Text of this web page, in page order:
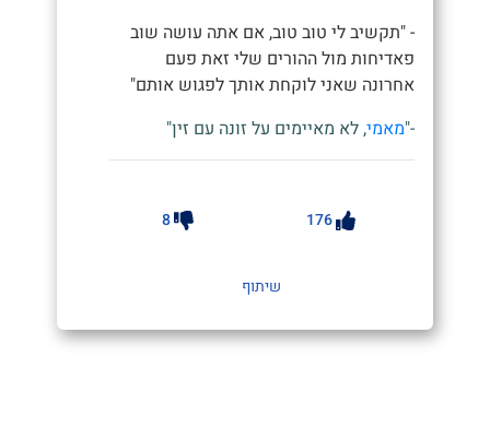
- "תקשיב לי טוב טוב, אם אתה עושה שוב
פאדיחות מול ההורים שלי זאת פעם
אחרונה שאני לוקחת אותך לפגוש אותם"
-"מאמי, לא מאיימים על זונה עם זין"
176
8
שיתוף